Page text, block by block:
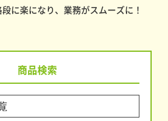
に楽になり、業務がスムーズに！
商品検索